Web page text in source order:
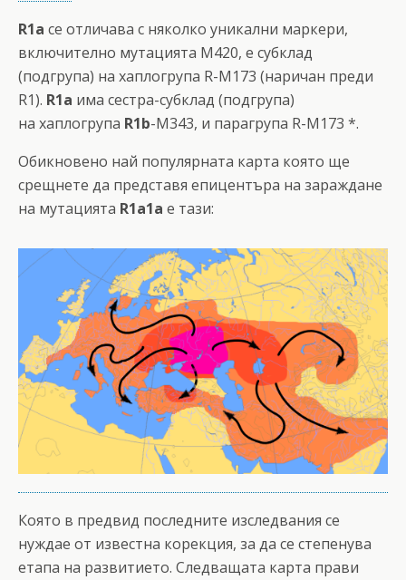
R1a се отличава с няколко уникални маркери,
включително мутацията M420, е субклад
(подгрупа) на хаплогрупа R-M173 (наричан преди
R1). R1a има сестра-субклад (подгрупа)
на хаплогрупа R1b-M343, и парагрупа R-M173 *.
Обикновено най популярната карта която ще
срещнете да представя епицентъра на зараждане
на мутацията R1a1а е тази:
Която в предвид последните изследвания се
нуждае от известна корекция, за да се степенува
етапа на развитието. Следващата карта прави